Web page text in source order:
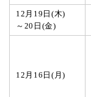
12月19日(木)
～20日(金)
12月16日(月)